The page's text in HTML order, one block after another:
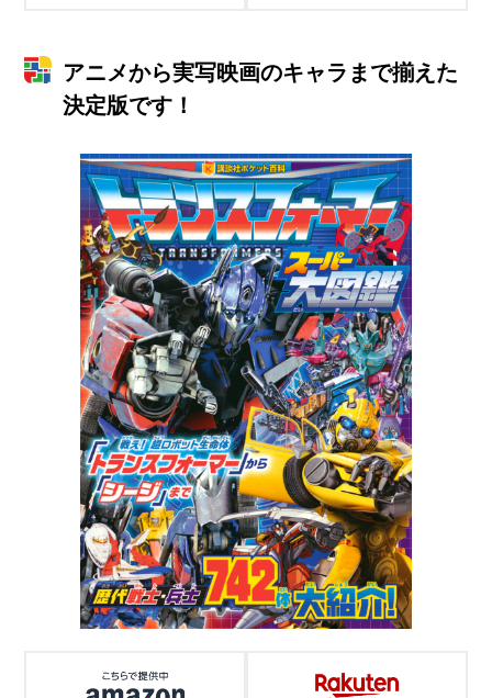
アニメから実写映画のキャラまで揃えた
決定版です！